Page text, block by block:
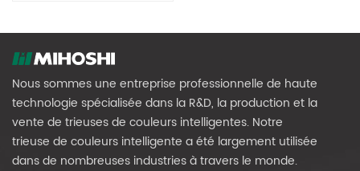
Nous sommes une entreprise professionnelle de haute
technologie spécialisée dans la R&D, la production et la
vente de trieuses de couleurs intelligentes. Notre
trieuse de couleurs intelligente a été largement utilisée
dans de nombreuses industries à travers le monde.